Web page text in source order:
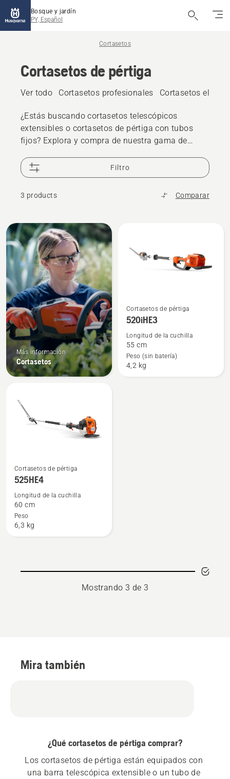
Bosque y jardín
PY, Español
Cortasetos
Cortasetos de pértiga
Ver todo Cortasetos profesionales Cortasetos
¿Estás buscando cortasetos telescópicos
extensibles o cortasetos de pértiga con tubos
fijos? Explora y compra de nuestra gama de
como a gasolina, y nuestros cortasetos de largo
alcance para uso doméstico o profesional.
Filtro
3 products Comparar
All
products
Más información
Cortasetos
Ver
más
sobre
520iHE3
Cortasetos de pértiga
520iHE3
Longitud de la cuchilla
55 cm
Peso (sin batería)
4,2 kg
Ver
más
sobre
525HE4
Cortasetos de pértiga
525HE4
Longitud de la cuchilla
60 cm
Peso
6,3 kg
Mostrando 3 de 3
Mira también
¿Qué cortasetos de pértiga comprar?
Los cortasetos de pértiga están equipados con
una barra telescópica extensible o un tubo de